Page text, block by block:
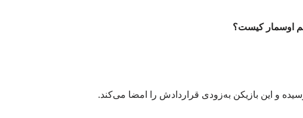
اوسمار کیست؟
و این بازیکن به‌زودی قراردادش را امضا می‌کند.